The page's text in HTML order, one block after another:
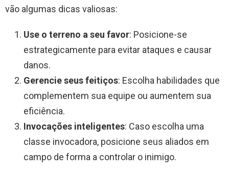
vão algumas dicas valiosas:
Use o terreno a seu favor: Posicione-se
estrategicamente para evitar ataques e causar
danos.
Gerencie seus feitiços: Escolha habilidades que
complementem sua equipe ou aumentem sua
eficiência.
Invocações inteligentes: Caso escolha uma
classe invocadora, posicione seus aliados em
campo de forma a controlar o inimigo.